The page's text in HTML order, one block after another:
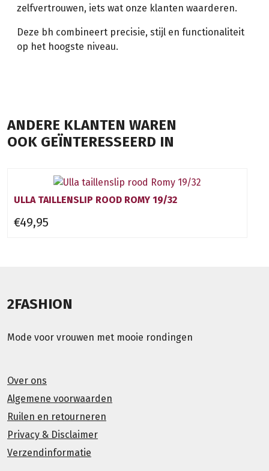
zelfvertrouwen, iets wat onze klanten waarderen.
Deze bh combineert precisie, stijl en functionaliteit
op het hoogste niveau.
ANDERE KLANTEN WAREN
OOK GEÏNTERESSEERD IN
ULLA TAILLENSLIP ROOD ROMY 19/32
€49,95
2FASHION
Mode voor vrouwen met mooie rondingen
Over ons
Algemene voorwaarden
Ruilen en retourneren
Privacy & Disclaimer
Verzendinformatie